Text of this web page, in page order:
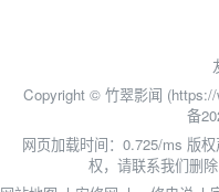
Copyright © 竹翠影闻
备
网页加载时间：0.725/ms 版
权，请联系我们删